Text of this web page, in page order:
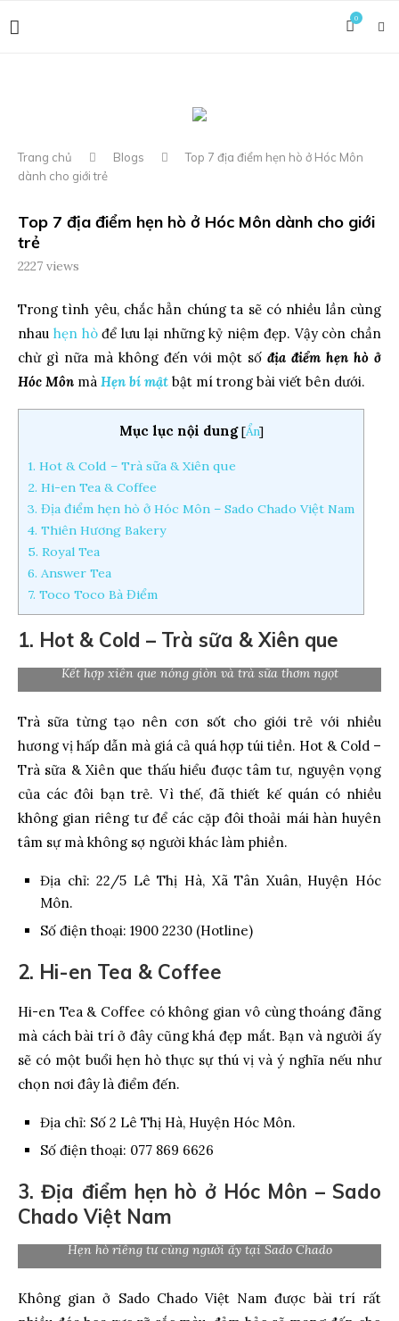
0
Trang chủ Blogs
Top 7 địa điểm hẹn hò ở Hóc Môn
dành cho giới trẻ
Top 7 địa điểm hẹn hò ở Hóc Môn dành cho giới
trẻ
2227 views
Trong tình yêu, chắc hẳn chúng ta sẽ có nhiều lần cùng
nhau hẹn hòđể lưu lại những kỷ niệm đẹp. Vậy còn chần
chừ gì nữa mà không đến với một sốđịa điểm hẹn hò ở
Hóc Môn mà Hẹn bí mật bật mí trong bài viết bên dưới.
Mục lục nội dung [Ẩn]
1. Hot & Cold – Trà sữa & Xiên que
2. Hi-en Tea & Coffee
3. Địa điểm hẹn hò ở Hóc Môn – Sado Chado Việt Nam
4. Thiên Hương Bakery
5. Royal Tea
6. Answer Tea
7. Toco Toco Bà Điểm
1. Hot & Cold – Trà sữa & Xiên que
Kết hợp xiên que nóng giòn và trà sữa thơm ngọt
Trà sữa từng tạo nên cơn sốt cho giới trẻ với nhiều
hương vị hấp dẫn mà giá cả quá hợp túi tiền. Hot & Cold –
Trà sữa & Xiên que thấu hiểu được tâm tư, nguyện vọng
của các đôi bạn trẻ. Vì thế, đã thiết kế quán có nhiều
không gian riêng tư để các cặp đôi thoải mái hàn huyên
tâm sự mà không sợ người khác làm phiền.
Địa chỉ: 22/5 Lê Thị Hà, Xã Tân Xuân, Huyện Hóc
Môn.
Số điện thoại: 1900 2230 (Hotline)
2. Hi-en Tea & Coffee
Hi-en Tea & Coffee có không gian vô cùng thoáng đãng
mà cách bài trí ở đây cũng khá đẹp mắt. Bạn và người ấy
sẽ có một buổi hẹn hò thực sự thú vị và ý nghĩa nếu như
chọn nơi đây là điểm đến.
Địa chỉ: Số 2 Lê Thị Hà, Huyện Hóc Môn.
Số điện thoại: 077 869 6626
3. Địa điểm hẹn hò ở Hóc Môn – Sado
Chado Việt Nam
Hẹn hò riêng tư cùng người ấy tại Sado Chado
Không gian ở Sado Chado Việt Nam được bài trí rất